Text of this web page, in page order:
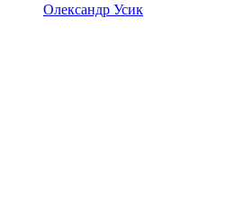
Олександр Усик